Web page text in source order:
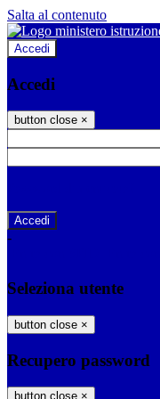
Salta al contenuto
Accedi
Accedi
button close ×
-
Seleziona utente
button close ×
Recupero password
button close ×